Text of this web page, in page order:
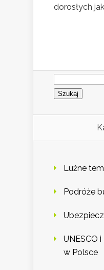
dorosłych
Szukaj:
Luźne
Podróże
UNESCO
w Polsce